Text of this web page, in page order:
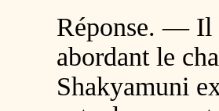
Réponse. — Il
abordant le
Shakyamuni